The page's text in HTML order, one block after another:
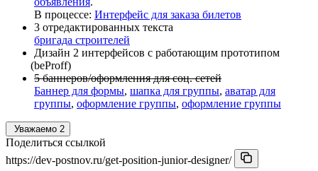
В процессе: Интерфейс для заказа билетов
3 отредактированных текста
бригада строителей
Дизайн 2 интерфейсов с работающим прототипом
(beProff)
5 баннеров/оформления для соц. сетей
Баннер для формы, шапка для группы, аватар для
группы, оформление группы, оформление группы
Уважаемо 2
Поделиться ссылкой
https://dev-postnov.ru/get-position-junior-designer/